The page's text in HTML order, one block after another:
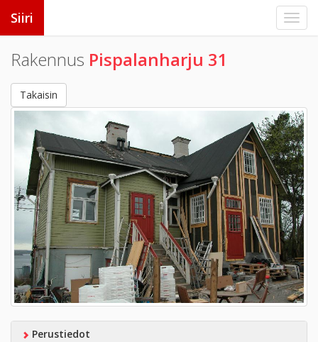
Siiri
Rakennus Pispalanharju 31
Takaisin
Perustiedot